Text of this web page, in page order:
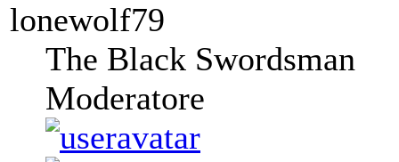
lonewolf79
The Black Swordsman
Moderatore